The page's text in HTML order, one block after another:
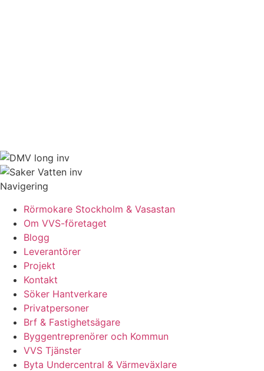
Navigering
Rörmokare Stockholm & Vasastan
Om VVS-företaget
Blogg
Leverantörer
Projekt
Kontakt
Söker Hantverkare
Privatpersoner
Brf & Fastighetsägare
Byggentreprenörer och Kommun
VVS Tjänster
Byta Undercentral & Värmeväxlare